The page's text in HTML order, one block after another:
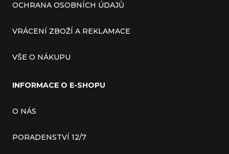
OCHRANA OSOBNÍCH ÚDAJŮ
VRÁCENÍ ZBOŽÍ A REKLAMACE
VŠE O NÁKUPU
INFORMACE O E-SHOPU
O NÁS
PORADENSTVÍ 12/7